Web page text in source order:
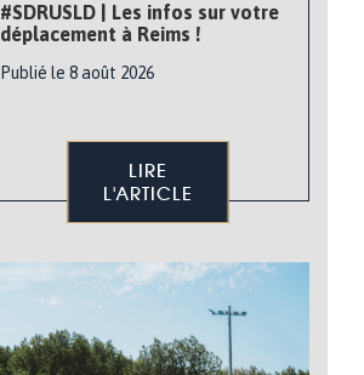
#SDRUSLD | Les infos sur votre
déplacement à Reims !
Publié le 8 août 2026
LIRE
L'ARTICLE